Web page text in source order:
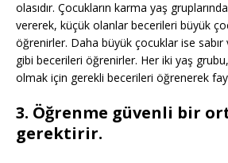
olasıdır. Çocukların karma yaş
vererek, küçük olanlar becerileri büyük
öğrenirler. Daha büyük çocuklar ise sabır
gibi becerileri öğrenirler. Her iki yaş
olmak için gerekli becerileri öğrenerek
3. Öğrenme güvenli bir
gerektirir.